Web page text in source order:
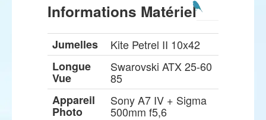
Informations Matériel
Jumelles
Kite Petrel II 10x42
Longue
Vue
Swarovski ATX 25-60
85
Appareil
Photo
Sony A7 IV + Sigma
500mm f5,6